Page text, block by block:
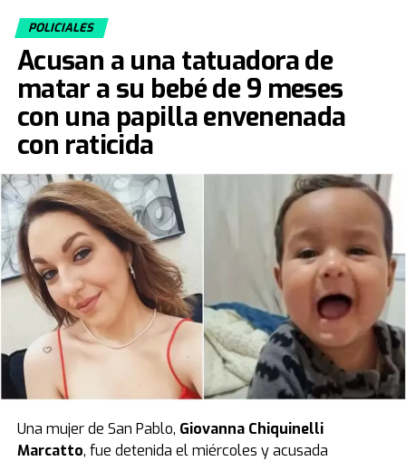
POLICIALES
Acusan a una tatuadora de
matar a su bebé de 9 meses
con una papilla envenenada
con raticida
Una mujer de San Pablo, Giovanna Chiquinelli
Marcatto, fue detenida el miércoles y acusada